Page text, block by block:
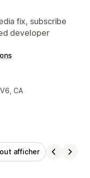
fix, subscribe
developer
CA
afficher